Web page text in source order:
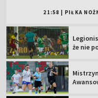
21:58 PIŁKA
że nie